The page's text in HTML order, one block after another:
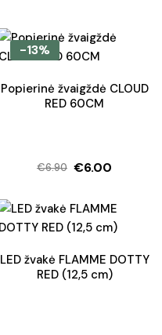
-13%
Popierinė žvaigždė CLOUD
RED 60CM
€6.90
Original
was:
€6.90.
€6.00
Current
is:
€6.00.
LED žvakė FLAMME DOTTY
RED (12,5 cm)